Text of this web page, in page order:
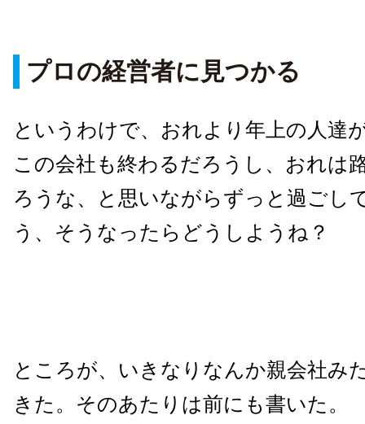
プロの経営者に見つかる
というわけで、おれより年上の人達
この会社も終わるだろうし、おれは
ろうな、と思いながらずっと過ごし
う、そうなったらどうしようね？
ところが、いきなりなんか親会社み
きた。そのあたりは前にも書いた。